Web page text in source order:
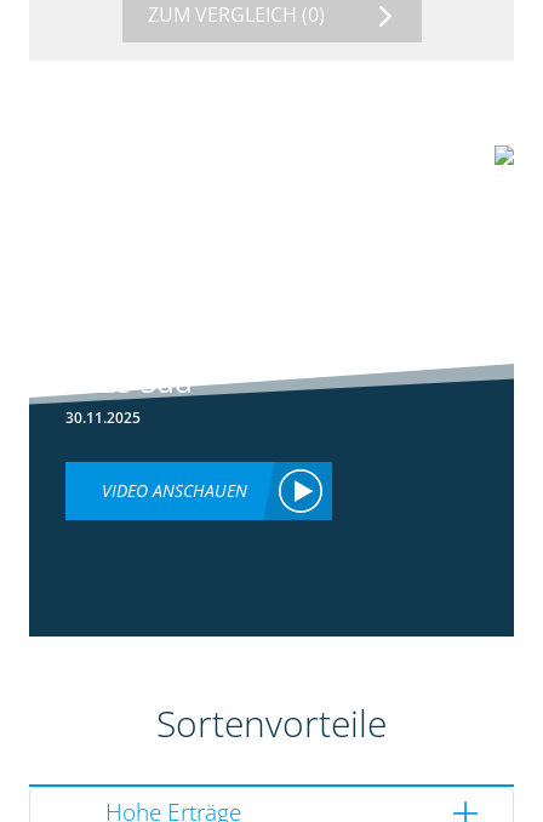
ZUM VERGLEICH (0)
2025 Süd
30.11.2025
VIDEO ANSCHAUEN
Sortenvorteile
Hohe Erträge